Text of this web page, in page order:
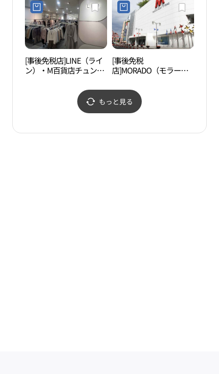
川）店(레노마레이디스
엠백화점 춘천점)
천점)
[事後免税店]LINE（ライ
ン）・M百貨店チュンチ
[事後免税
店]MORADO（モラー
ョン（春川）店(모라도
엠백화점 춘천점)
もっと見る